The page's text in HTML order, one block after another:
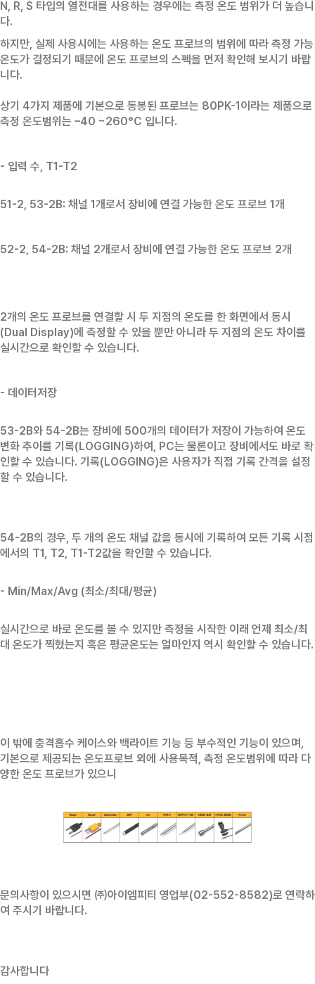
N, R, S 타입의 열전대를 사용하는 경우에는 측정 온도 범위가 더 높습니
다.
하지만, 실제 사용시에는 사용하는 온도 프로브의 범위에 따라 측정 가능
온도가 결정되기 때문에 온도 프로브의 스펙을 먼저 확인해 보시기 바랍
니다.
상기 4가지 제품에 기본으로 동봉된 프로브는 80PK-1이라는 제품으로
측정 온도범위는 –40 ~260°C 입니다.
- 입력 수, T1-T2
51-2, 53-2B: 채널 1개로서 장비에 연결 가능한 온도 프로브 1개
52-2, 54-2B: 채널 2개로서 장비에 연결 가능한 온도 프로브 2개
2개의 온도 프로브를 연결할 시 두 지점의 온도를 한 화면에서 동시
(Dual Display)에 측정할 수 있을 뿐만 아니라 두 지점의 온도 차이를
실시간으로 확인할 수 있습니다.
- 데이터저장
53-2B와 54-2B는 장비에 500개의 데이터가 저장이 가능하여 온도
변화 추이를 기록(LOGGING)하여, PC는 물론이고 장비에서도 바로 확
인할 수 있습니다. 기록(LOGGING)은 사용자가 직접 기록 간격을 설정
할 수 있습니다.
54-2B의 경우, 두 개의 온도 채널 값을 동시에 기록하여 모든 기록 시점
에서의 T1, T2, T1-T2값을 확인할 수 있습니다.
- Min/Max/Avg (최소/최대/평균)
실시간으로 바로 온도를 볼 수 있지만 측정을 시작한 이래 언제 최소/최
대 온도가 찍혔는지 혹은 평균온도는 얼마인지 역시 확인할 수 있습니다.
이 밖에 충격흡수 케이스와 백라이트 기능 등 부수적인 기능이 있으며,
기본으로 제공되는 온도프로브 외에 사용목적, 측정 온도범위에 따라 다
양한 온도 프로브가 있으니
문의사항이 있으시면 ㈜아이엠피티 영업부(02-552-8582)로 연락하
여 주시기 바랍니다.
감사합니다